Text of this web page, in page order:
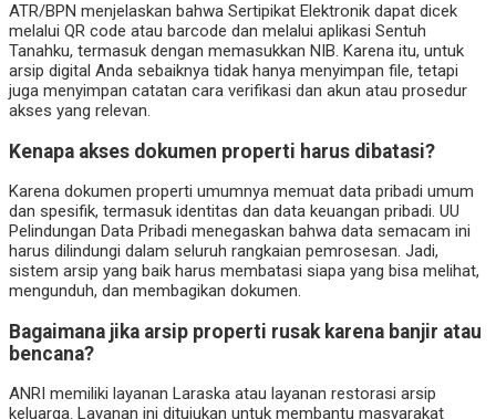
ATR/BPN menjelaskan bahwa Sertipikat Elektronik dapat dicek
melalui QR code atau barcode dan melalui aplikasi Sentuh
Tanahku, termasuk dengan memasukkan NIB. Karena itu, untuk
arsip digital Anda sebaiknya tidak hanya menyimpan file, tetapi
juga menyimpan catatan cara verifikasi dan akun atau prosedur
akses yang relevan.
Kenapa akses dokumen properti harus dibatasi?
Karena dokumen properti umumnya memuat data pribadi umum
dan spesifik, termasuk identitas dan data keuangan pribadi. UU
Pelindungan Data Pribadi menegaskan bahwa data semacam ini
harus dilindungi dalam seluruh rangkaian pemrosesan. Jadi,
sistem arsip yang baik harus membatasi siapa yang bisa melihat,
mengunduh, dan membagikan dokumen.
Bagaimana jika arsip properti rusak karena banjir atau
bencana?
ANRI memiliki layanan Laraska atau layanan restorasi arsip
keluarga. Layanan ini ditujukan untuk membantu masyarakat